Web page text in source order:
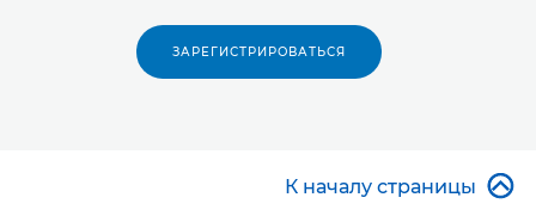
ЗАРЕГИСТРИРОВАТЬСЯ
К началу страницы 